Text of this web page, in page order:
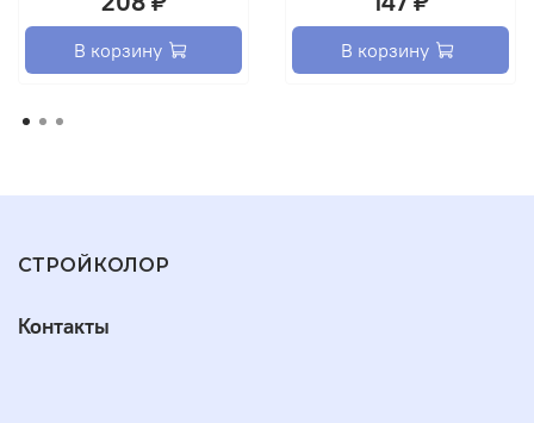
В корзину В корзину
СТРОЙКОЛОР
Контакты